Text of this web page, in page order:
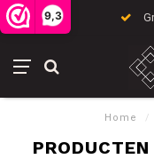
9,3
Home /